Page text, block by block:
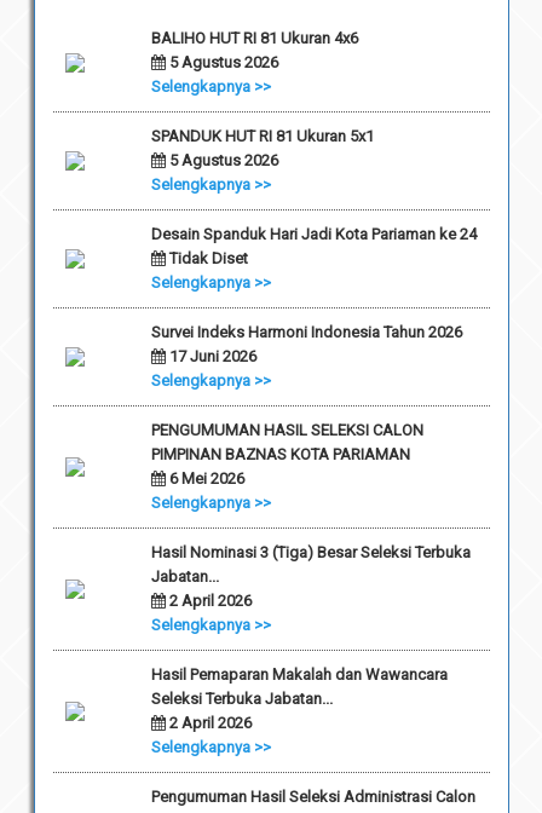
BALIHO HUT RI 81 Ukuran 4x6
5 Agustus 2026
Selengkapnya >>
SPANDUK HUT RI 81 Ukuran 5x1
5 Agustus 2026
Selengkapnya >>
Desain Spanduk Hari Jadi Kota Pariaman ke 24
Tidak Diset
Selengkapnya >>
Survei Indeks Harmoni Indonesia Tahun 2026
17 Juni 2026
Selengkapnya >>
PENGUMUMAN HASIL SELEKSI CALON
PIMPINAN BAZNAS KOTA PARIAMAN
6 Mei 2026
Selengkapnya >>
Hasil Nominasi 3 (Tiga) Besar Seleksi Terbuka
Jabatan...
2 April 2026
Selengkapnya >>
Hasil Pemaparan Makalah dan Wawancara
Seleksi Terbuka Jabatan...
2 April 2026
Selengkapnya >>
Pengumuman Hasil Seleksi Administrasi Calon